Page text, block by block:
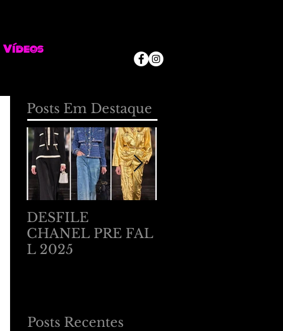
Vídeos
Posts Em Destaque
DESFILE
CHANEL PRE FAL
L 2025
Posts Recentes